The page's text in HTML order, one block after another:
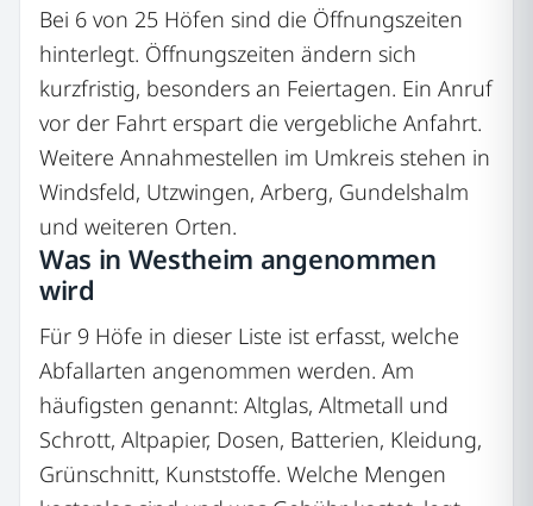
Bei 6 von 25 Höfen sind die Öffnungszeiten
hinterlegt. Öffnungszeiten ändern sich
kurzfristig, besonders an Feiertagen. Ein Anruf
vor der Fahrt erspart die vergebliche Anfahrt.
Weitere Annahmestellen im Umkreis stehen in
Windsfeld, Utzwingen, Arberg, Gundelshalm
und weiteren Orten.
Was in Westheim angenommen
wird
Für 9 Höfe in dieser Liste ist erfasst, welche
Abfallarten angenommen werden. Am
häufigsten genannt: Altglas, Altmetall und
Schrott, Altpapier, Dosen, Batterien, Kleidung,
Grünschnitt, Kunststoffe. Welche Mengen